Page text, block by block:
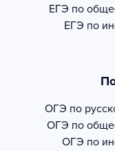
ЕГЭ по
ЕГЭ по
ОГЭ по
ОГЭ по
ОГЭ по